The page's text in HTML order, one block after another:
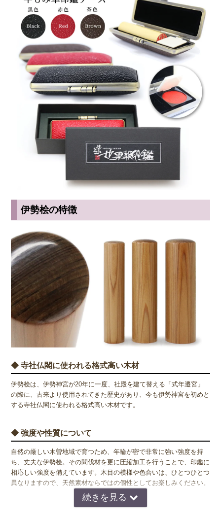
伊勢桧の特徴
◆ 寺社仏閣に使われる格式高い木材
伊勢桧は、伊勢神宮が20年に一度、社殿を建て替える「式年遷宮」
の際に、古来より使用されてきた歴史があり、今も伊勢神宮を初めと
する寺社仏閣に使われる格式高い木材です。
◆ 強度や性質について
自然の厳しい木曽地域で育つため、年輪が密で非常に強い強度を持
ち、丈夫な伊勢桧。その間伐材を更に圧縮加工を行うことで、印鑑に
相応しい強度を備えています。木目の模様や色合いは、ひとつひとつ
異なりますので、天然素材ならではの個性としてお楽しみください。